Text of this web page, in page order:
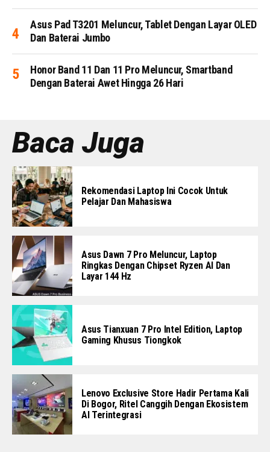
Asus Pad T3201 Meluncur, Tablet Dengan Layar OLED
Dan Baterai Jumbo
Honor Band 11 Dan 11 Pro Meluncur, Smartband
Dengan Baterai Awet Hingga 26 Hari
Baca Juga
Rekomendasi Laptop Ini Cocok Untuk
Pelajar Dan Mahasiswa
Asus Dawn 7 Pro Meluncur, Laptop
Ringkas Dengan Chipset Ryzen AI Dan
Layar 144 Hz
Asus Tianxuan 7 Pro Intel Edition, Laptop
Gaming Khusus Tiongkok
Lenovo Exclusive Store Hadir Pertama Kali
Di Bogor, Ritel Canggih Dengan Ekosistem
AI Terintegrasi